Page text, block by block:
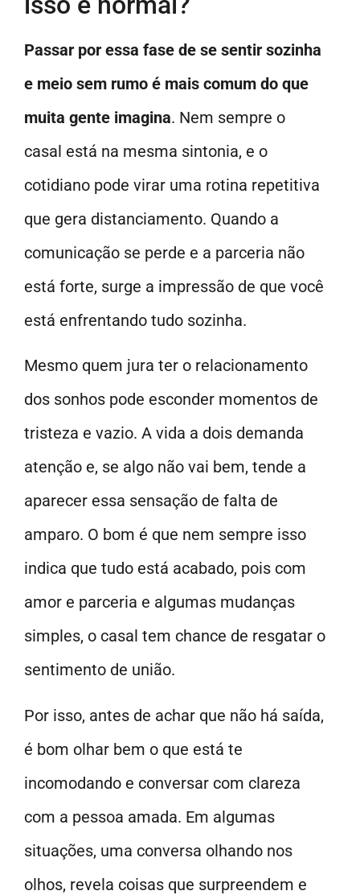
Passar por essa fase de se sentir sozinha
e meio sem rumo é mais comum do que
muita gente imagina. Nem sempre o
casal está na mesma sintonia, e o
cotidiano pode virar uma rotina repetitiva
que gera distanciamento. Quando a
comunicação se perde e a parceria não
está forte, surge a impressão de que você
está enfrentando tudo sozinha.
Mesmo quem jura ter o relacionamento
dos sonhos pode esconder momentos de
tristeza e vazio. A vida a dois demanda
atenção e, se algo não vai bem, tende a
aparecer essa sensação de falta de
amparo. O bom é que nem sempre isso
indica que tudo está acabado, pois com
amor e parceria e algumas mudanças
simples, o casal tem chance de resgatar o
sentimento de união.
Por isso, antes de achar que não há saída,
é bom olhar bem o que está te
incomodando e conversar com clareza
com a pessoa amada. Em algumas
situações, uma conversa olhando nos
olhos, revela coisas que surpreendem e